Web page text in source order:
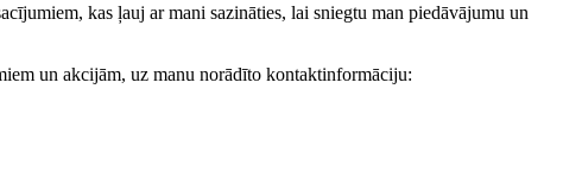
kas ļauj ar mani sazināties, lai sniegtu man piedāvājumu un
un akcijām, uz manu norādīto kontaktinformāciju: